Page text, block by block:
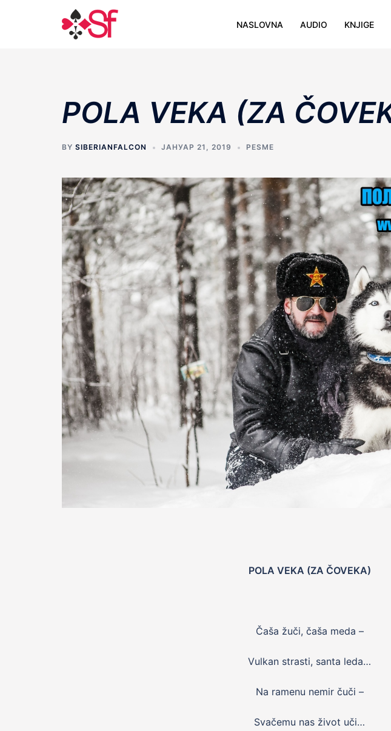
NASLOVNA AUDIO KNJIGE
POLA VEKA (ZA
BY SIBERIANFALCON ЈАНУАР 21, 2019 PESME
POLA VEKA (ZA ČOVEKA)
Čaša žuči, čaša meda –
Vulkan strasti, santa leda…
Na ramenu nemir čuči –
Svačemu nas život uči…